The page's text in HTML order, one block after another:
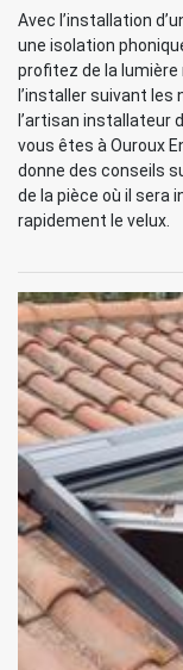
Avec l’installation
une isolation
profitez de la lumière
l’installer suivant
l’artisan installateur
vous êtes à Ouroux
donne des conseils
de la pièce où il sera
rapidement le velux.